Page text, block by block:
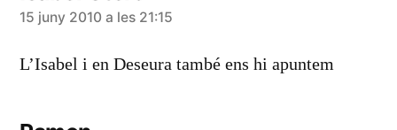
diu:
15 juny 2010 a les 21:15
L’Isabel i en Deseura també ens hi apuntem